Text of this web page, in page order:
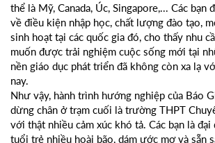
thể là Mỹ, Canada, Úc, Singapore,... Các bạn
về điều kiện nhập học, chất lượng đào tạo,
sinh hoạt tại các quốc gia đó, cho thấy nhu
muốn được trải nghiệm cuộc sống mới tại
nền giáo dục phát triển đã không còn xa lạ
nay.
Như vậy, hành trình hướng nghiệp của Báo
dừng chân ở trạm cuối là trường THPT
với thật nhiều cảm xúc khó tả. Các bạn là
tuổi trẻ nhiều hoài bão, dám ước mơ và sẵn